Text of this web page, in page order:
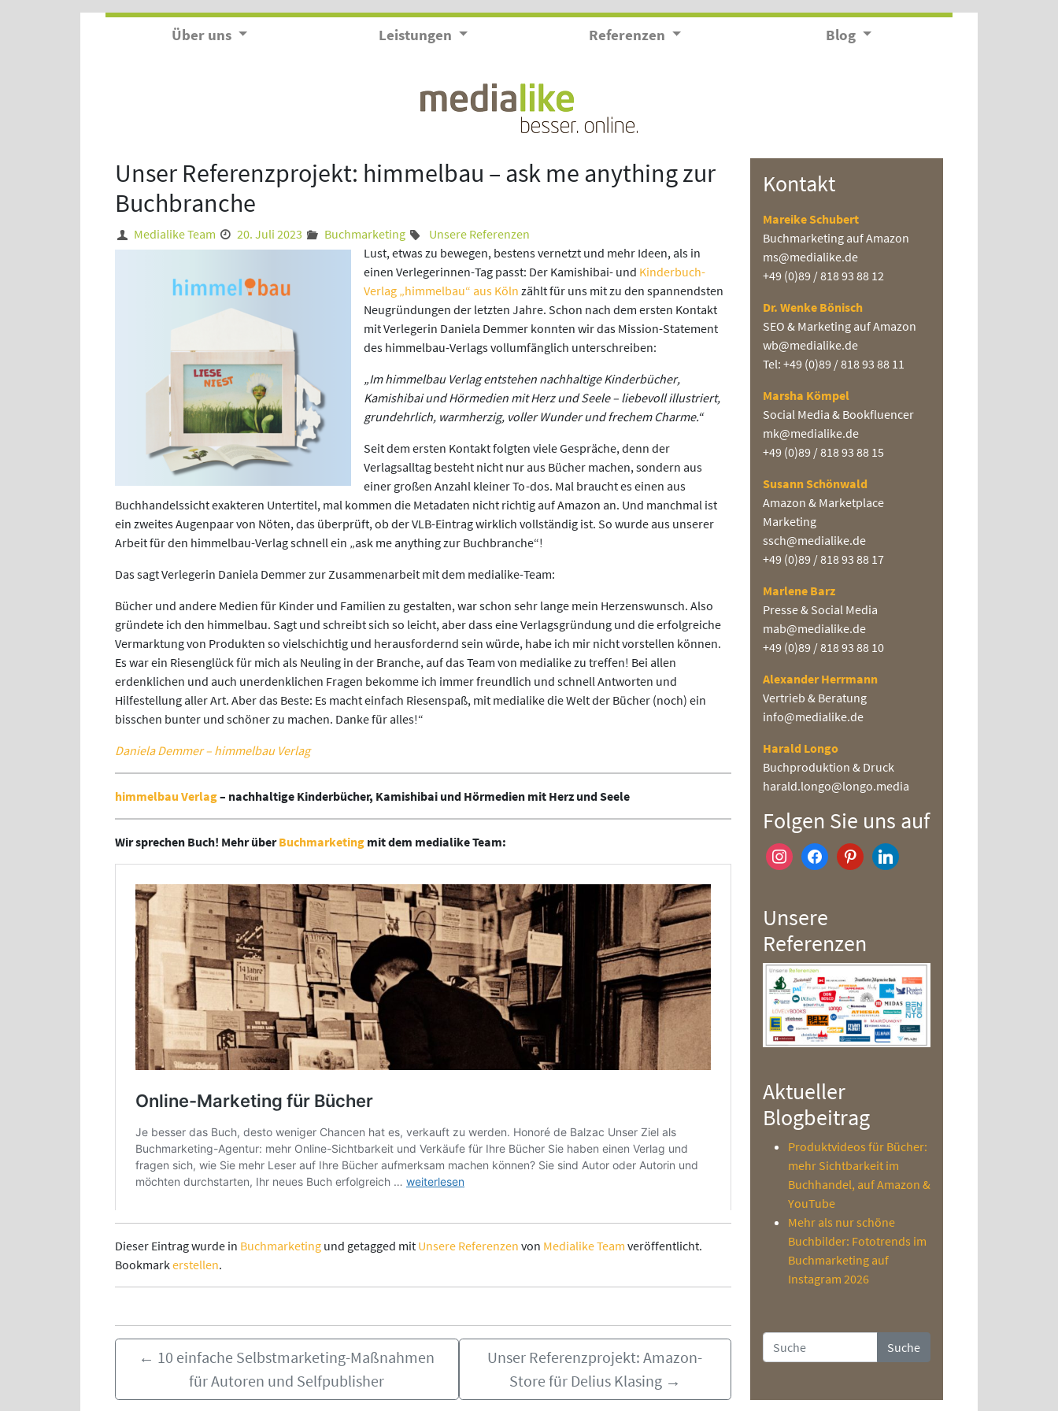
Über uns Leistungen Referenzen Blog
Unser Referenzprojekt: himmelbau – ask me anything zur
Buchbranche
Medialike Team 20. Juli 2023 Buchmarketing
Unsere Referenzen
Lust, etwas zu bewegen, bestens vernetzt und mehr Ideen, als in
einen Verlegerinnen-Tag passt: Der Kamishibai- und Kinderbuch-
Verlag „himmelbau“ aus Köln zählt für uns mit zu den spannendsten
Neugründungen der letzten Jahre. Schon nach dem ersten Kontakt
mit Verlegerin Daniela Demmer konnten wir das Mission-Statement
des himmelbau-Verlags vollumfänglich unterschreiben:
„Im himmelbau Verlag entstehen nachhaltige Kinderbücher,
Kamishibai und Hörmedien mit Herz und Seele – liebevoll illustriert,
grundehrlich, warmherzig, voller Wunder und frechem Charme.“
Seit dem ersten Kontakt folgten viele Gespräche, denn der
Verlagsalltag besteht nicht nur aus Bücher machen, sondern aus
einer großen Anzahl kleiner To-dos. Mal braucht es einen aus
Buchhandelssicht exakteren Untertitel, mal kommen die Metadaten nicht richtig auf Amazon an. Und manchmal ist
ein zweites Augenpaar von Nöten, das überprüft, ob der VLB-Eintrag wirklich vollständig ist. So wurde aus unserer
Arbeit für den himmelbau-Verlag schnell ein „ask me anything zur Buchbranche“!
Das sagt Verlegerin Daniela Demmer zur Zusammenarbeit mit dem medialike-Team:
Bücher und andere Medien für Kinder und Familien zu gestalten, war schon sehr lange mein Herzenswunsch. Also
gründete ich den himmelbau. Sagt und schreibt sich so leicht, aber dass eine Verlagsgründung und die erfolgreiche
Vermarktung von Produkten so vielschichtig und herausfordernd sein würde, habe ich mir nicht vorstellen können.
Es war ein Riesenglück für mich als Neuling in der Branche, auf das Team von medialike zu treffen! Bei allen
erdenklichen und auch unerdenklichen Fragen bekomme ich immer freundlich und schnell Antworten und
Hilfestellung aller Art. Aber das Beste: Es macht einfach Riesenspaß, mit medialike die Welt der Bücher (noch) ein
bisschen bunter und schöner zu machen. Danke für alles!“
Daniela Demmer – himmelbau Verlag
himmelbau Verlag– nachhaltige Kinderbücher, Kamishibai und Hörmedien mit Herz und Seele
Wir sprechen Buch! Mehr überBuchmarketing mit dem medialike Team:
Dieser Eintrag wurde in Buchmarketing und getagged mit Unsere Referenzen von Medialike Team veröffentlicht.
Bookmarkerstellen.
← 10 einfache Selbstmarketing-Maßnahmen
für Autoren und Selfpublisher
Unser Referenzprojekt: Amazon-
Store für Delius Klasing →
Kontakt
Mareike Schubert
Buchmarketing auf Amazon
ms@medialike.de
+49 (0)89 / 818 93 88 12
Dr. Wenke Bönisch
SEO & Marketing auf Amazon
wb@medialike.de
Tel: +49 (0)89 / 818 93 88 11
Marsha Kömpel
Social Media & Bookfluencer
mk@medialike.de
+49 (0)89 / 818 93 88 15
Susann Schönwald
Amazon & Marketplace
Marketing
ssch@medialike.de
+49 (0)89 / 818 93 88 17
Marlene Barz
Presse & Social Media
mab@medialike.de
+49 (0)89 / 818 93 88 10
Alexander Herrmann
Vertrieb & Beratung
info@medialike.de
Harald Longo
Buchproduktion & Druck
harald.longo@longo.media
Folgen Sie uns auf
instagramfacebookpinterestlinkedin
Unsere
Referenzen
Aktueller
Blogbeitrag
Produktvideos für Bücher:
mehr Sichtbarkeit im
Buchhandel, auf Amazon &
YouTube
Mehr als nur schöne
Buchbilder: Fototrends im
Buchmarketing auf
Instagram 2026
Suche